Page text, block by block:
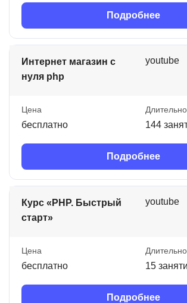
Подробнее
Интернет магазин с
нуля php
youtube
Цена
бесплатно 144
Подробнее
Курс «PHP. Быстрый
старт»
youtube
Цена
бесплатно 15
Подробнее